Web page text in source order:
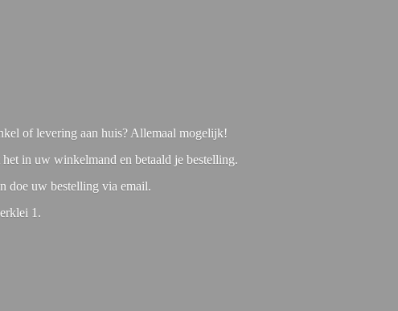
of levering aan huis? Allemaal mogelijk!
in uw winkelmand en betaald je bestelling.
doe uw bestelling via email.
1.